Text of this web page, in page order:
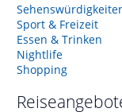
Sport & Freizeit
Essen & Trinken
Nightlife
Shopping